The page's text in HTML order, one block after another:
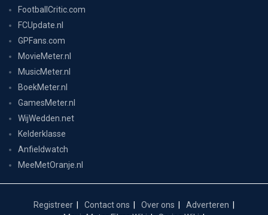
FootballCritic.com
FCUpdate.nl
GPFans.com
MovieMeter.nl
MusicMeter.nl
BoekMeter.nl
GamesMeter.nl
WijWedden.net
Kelderklasse
Anfieldwatch
MeeMetOranje.nl
Registreer Contact ons Over ons
Adverteren